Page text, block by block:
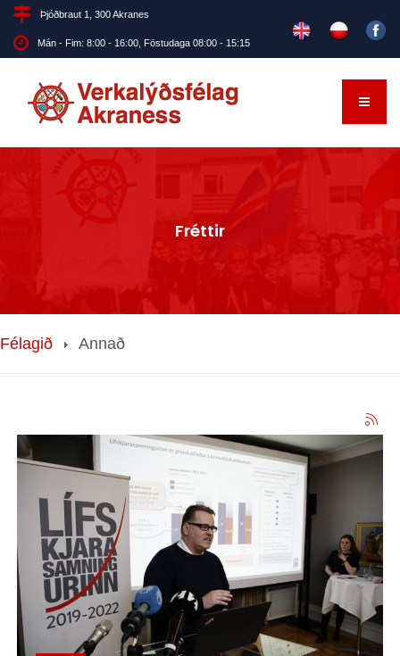
Þjóðbraut 1, 300 Akranes
Mán - Fim: 8:00 - 16:00, Föstudaga 08:00 - 15:15
Fréttir
Félagið Annað